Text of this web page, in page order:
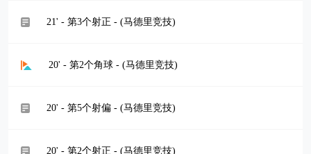
21' - 第3个射正 - (马德里竞技)
20' - 第2个角球 - (马德里竞技)
20' - 第5个射偏 - (马德里竞技)
20' - 第2个射正 - (马德里竞技)